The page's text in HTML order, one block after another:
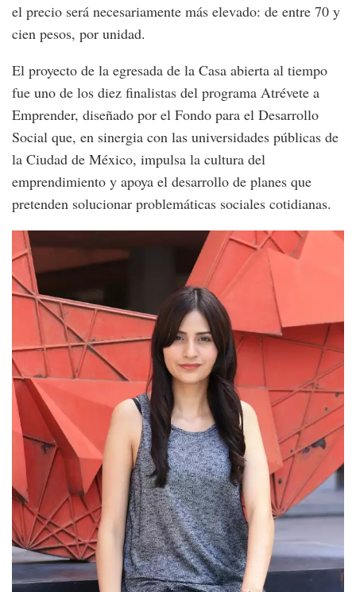
el precio será necesariamente más elevado: de entre 70 y
cien pesos, por unidad.
El proyecto de la egresada de la Casa abierta al tiempo
fue uno de los diez finalistas del programa Atrévete a
Emprender, diseñado por el Fondo para el Desarrollo
Social que, en sinergia con las universidades públicas de
la Ciudad de México, impulsa la cultura del
emprendimiento y apoya el desarrollo de planes que
pretenden solucionar problemáticas sociales cotidianas.